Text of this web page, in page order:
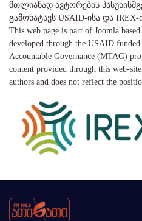
მთლიანად ავტორების
გამოხატავს USAID-ისა და IREX-
This web page is part of Joomla
developed through the USAID
Accountable Governance (MTAG)
content provided through this web-
authors and does not reflect the